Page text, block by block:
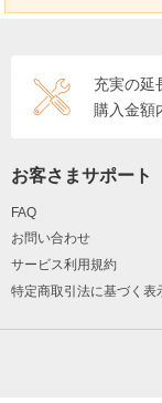
充実の延
購入金額
お客さまサポート
FAQ
お問い合わせ
サービス利用規約
特定商取引法に基づく表